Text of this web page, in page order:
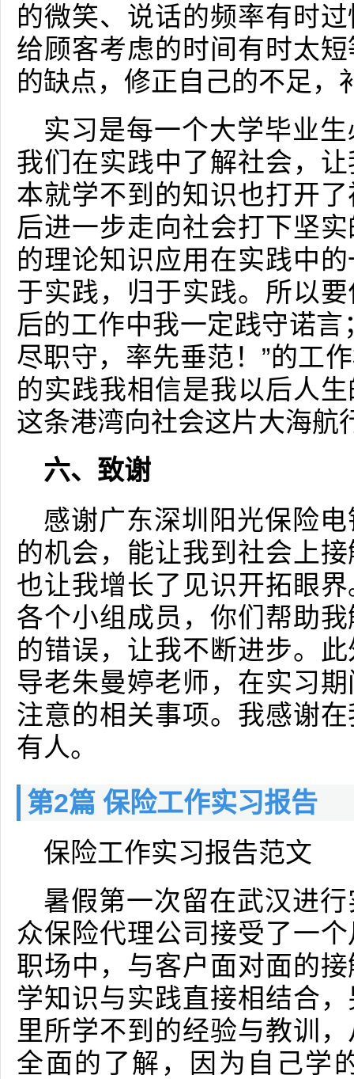
的微笑、说话的频率有时
给顾客考虑的时间有时太
的缺点，修正自己的不足，
实习是每一个大学毕业
我们在实践中了解社会，
本就学不到的知识也打开
后进一步走向社会打下坚
的理论知识应用在实践中
于实践，归于实践。所以
后的工作中我一定践守诺
尽职守，率先垂范！”的工
的实践我相信是我以后人
这条港湾向社会这片大海
六、致谢
感谢广东深圳阳光保险
的机会，能让我到社会上
也让我增长了见识开拓眼
各个小组成员，你们帮助
的错误，让我不断进步。
导老朱曼婷老师，在实习
注意的相关事项。我感谢
有人。
第2篇 保险工作实习报告
保险工作实习报告范文
暑假第一次留在武汉进
众保险代理公司接受了一
职场中，与客户面对面的
学知识与实践直接相结合
里所学不到的经验与教训
全面的了解，因为自己学